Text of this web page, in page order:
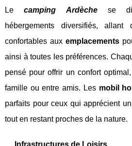
Lecamping Ardèchese
hébergements diversifiés, allant
confortables auxemplacements
ainsi à toutes les préférences.
pensé pour offrir un confort
famille ou entre amis. Les mobil
parfaits pour ceux qui apprécient
tout en restant proches de la nature.